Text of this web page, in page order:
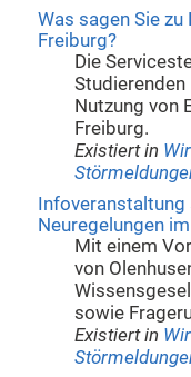
Was sagen Sie
Freiburg?
Die
Studierenden
Nutzung von
Freiburg.
Existiert in
Infoveranstaltung
Neuregelungen
Mit einem
von
sowie
Existiert in